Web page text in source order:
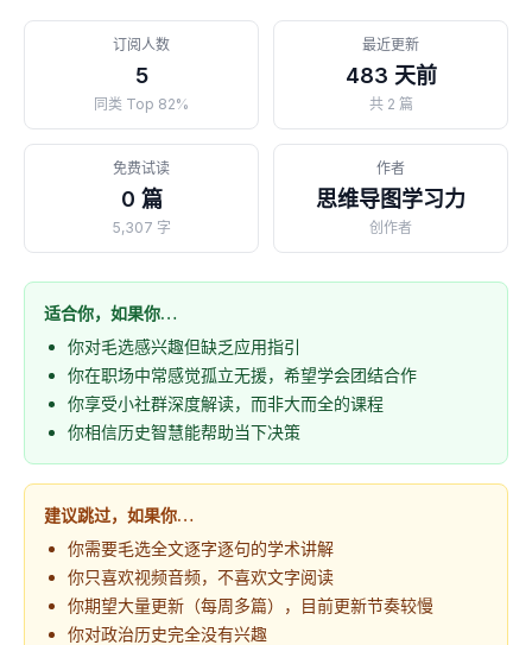
订阅人数
5
同类 Top 82%
最近更新
483 天前
共 2 篇
免费试读
0 篇
5,307 字
作者
思维导图学习力
创作者
适合你，如果你…
你对毛选感兴趣但缺乏应用指引
你在职场中常感觉孤立无援，希望学会团结合作
你享受小社群深度解读，而非大而全的课程
你相信历史智慧能帮助当下决策
建议跳过，如果你…
你需要毛选全文逐字逐句的学术讲解
你只喜欢视频音频，不喜欢文字阅读
你期望大量更新（每周多篇），目前更新节奏较慢
你对政治历史完全没有兴趣